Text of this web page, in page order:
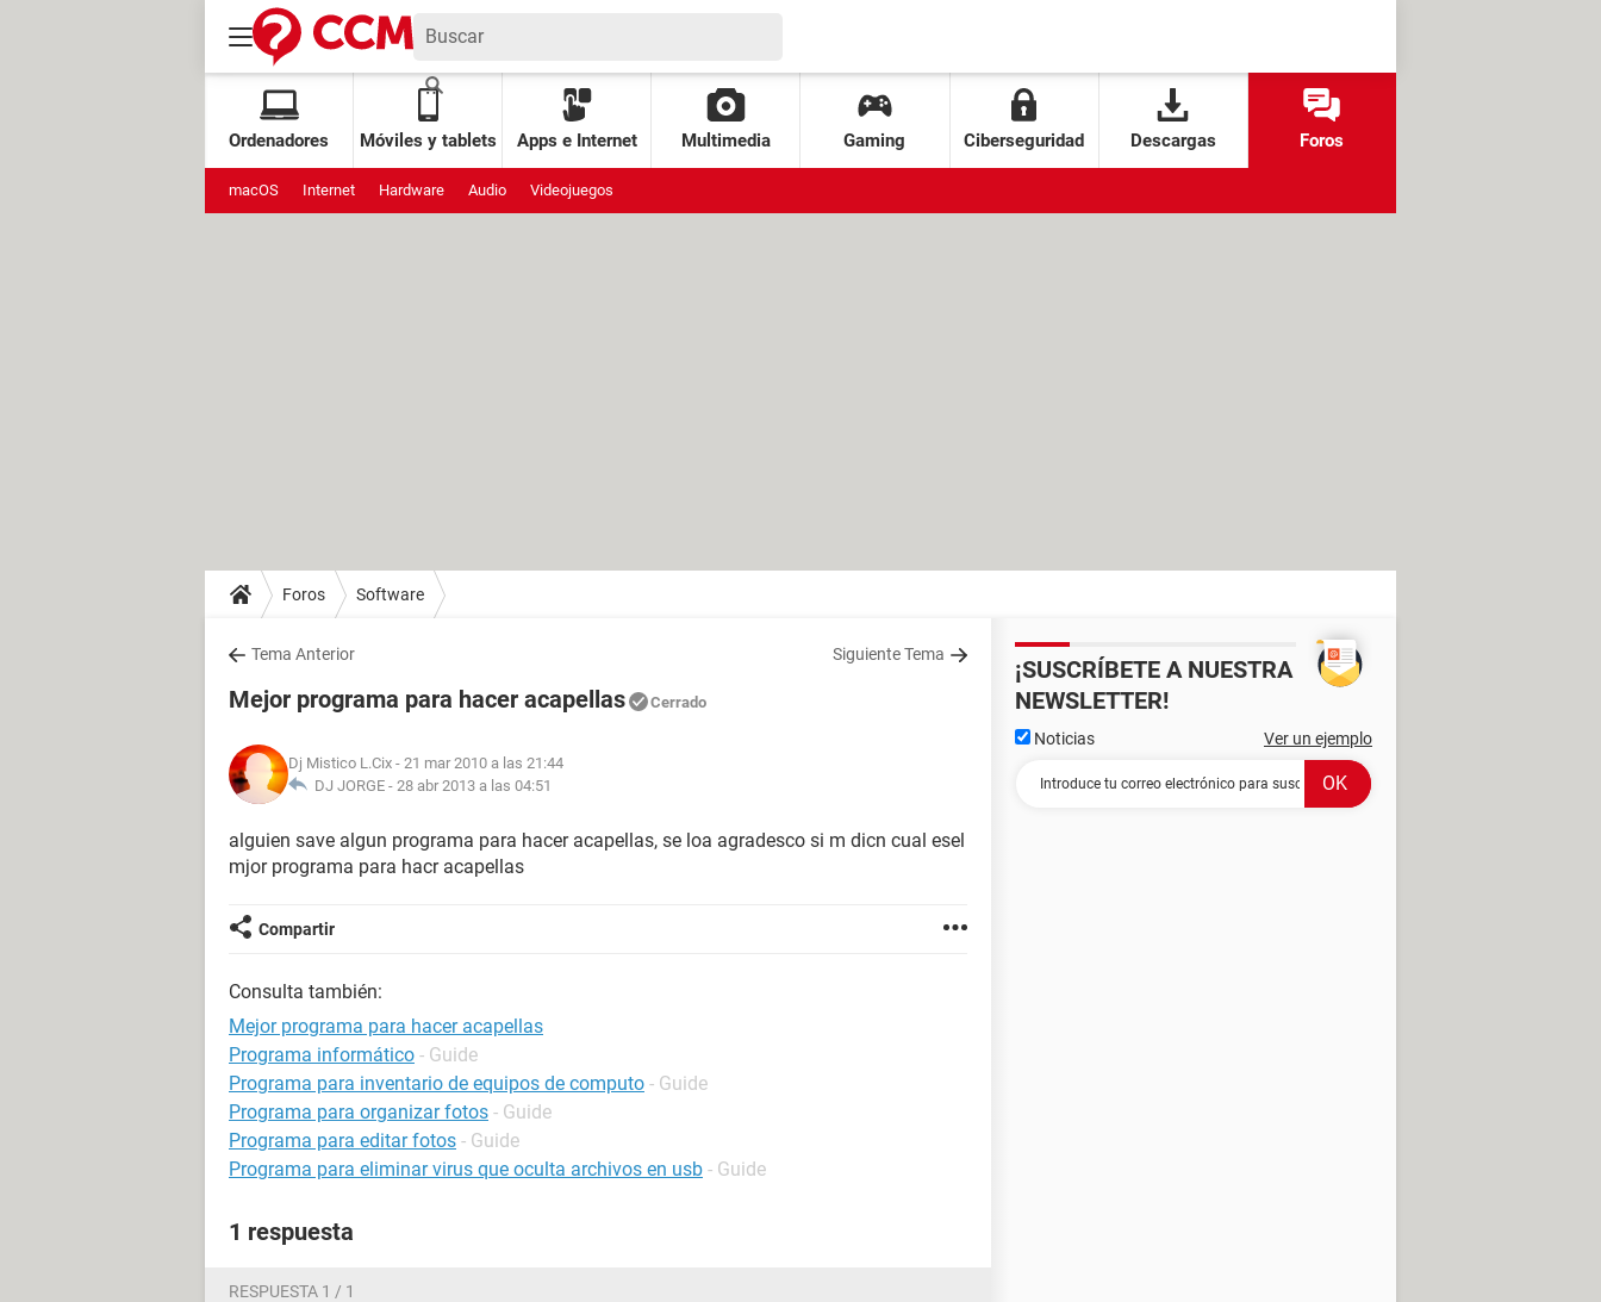
Ordenadores Móviles y tablets Apps e Internet Multimedia Gaming Ciberseguridad Descargas Foros
macOS Internet Hardware Audio Videojuegos
Foros Software
Tema Anterior Siguiente Tema
Mejor programa para hacer acapellas Cerrado
Dj Mistico L.Cix - 21 mar 2010 a las 21:44
DJ JORGE - 28 abr 2013 a las 04:51
alguien save algun programa para hacer acapellas, se loa agradesco si m dicn cual esel
mjor programa para hacr acapellas
Compartir
Consulta también:
Mejor programa para hacer acapellas
Programa informático - Guide
Programa para inventario de equipos de computo - Guide
Programa para organizar fotos - Guide
Programa para editar fotos - Guide
Programa para eliminar virus que oculta archivos en usb - Guide
1 respuesta
RESPUESTA 1 / 1
¡SUSCRÍBETE A NUESTRA
NEWSLETTER!
Noticias Ver un ejemplo